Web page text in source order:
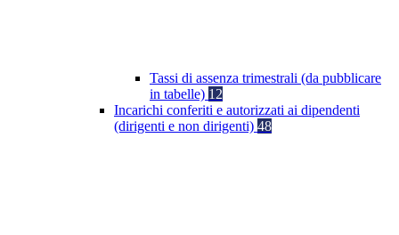
Tassi di assenza trimestrali (da pubblicare
in tabelle) 12
Incarichi conferiti e autorizzati ai dipendenti
(dirigenti e non dirigenti) 48